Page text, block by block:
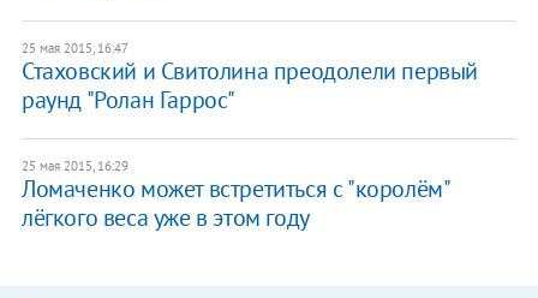
25 мая 2015, 16:47
Стаховский и Свитолина преодолели первый
раунд "Ролан Гаррос"
25 мая 2015, 16:29
Ломаченко может встретиться с "королём"
лёгкого веса уже в этом году